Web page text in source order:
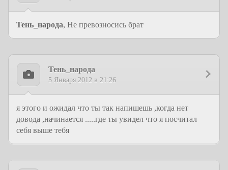
Тень_народа, Не превозносись брат
Тень_народа
5 Января 2012 в 21:26
я этого и ожидал что ты так напишешь ,когда нет
довода ,начинается .....где ты увидел что я посчитал
себя выше тебя